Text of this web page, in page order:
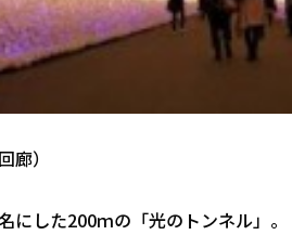
廊）
にした200ｍの「光のトンネル」